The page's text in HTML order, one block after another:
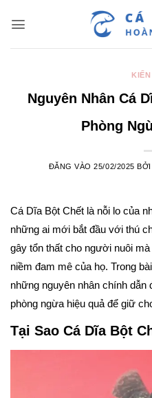
qua
nội
Nguyên Nhân Cá
Phòng
ĐĂNG VÀO25/02/2025 BỞI
Cá Dĩa Bột Chết là nỗi lo của
những ai mới bắt đầu với thú
gây tổn thất cho người nuôi
niềm đam mê của họ. Trong
những nguyên nhân chính dẫn
phòng ngừa hiệu quả để giữ
Tại Sao Cá Dĩa Bột